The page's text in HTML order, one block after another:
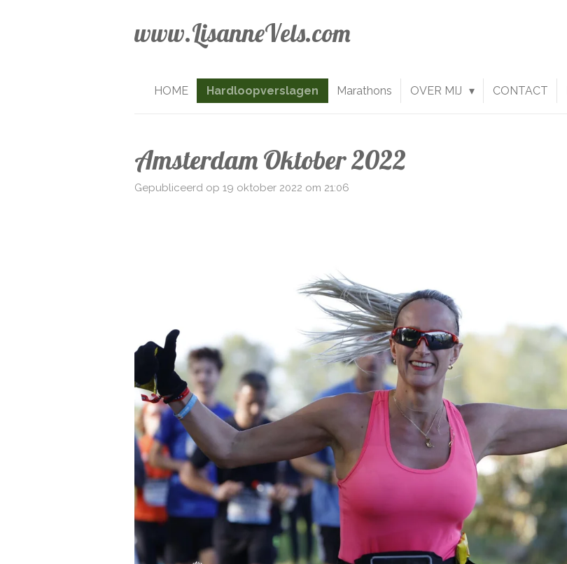
www.LisanneVels.com
HOME Hardloopverslagen Marathons OVER MIJ CONTACT
Amsterdam Oktober 2022
Gepubliceerd op 19 oktober 2022 om 21:06